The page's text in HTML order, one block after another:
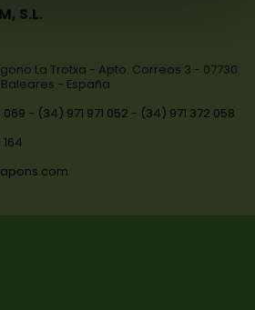
S.L.
La Trotxa - Apto. Correos 3 - 07730
- España
069 - (34) 971 971 052 - (34) 971 372 058